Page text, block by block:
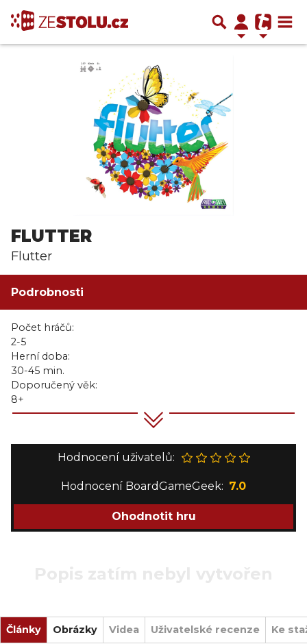
FLUTTER
Flutter
Podrobnosti
Počet hráčů:
2-5
Herní doba:
30-45 min.
Doporučený věk:
8+
Hodnocení uživatelů:
Hodnocení BoardGameGeek: 7.0
Ohodnotit hru
Články Obrázky Videa Uživatelské recenze Ke